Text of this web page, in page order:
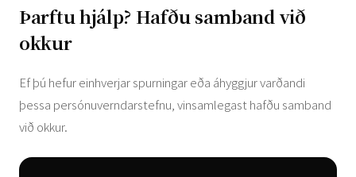
Þarftu hjálp? Hafðu samband við
okkur
Ef þú hefur einhverjar spurningar eða áhyggjur varðandi
þessa persónuverndarstefnu, vinsamlegast hafðu samband
við okkur.